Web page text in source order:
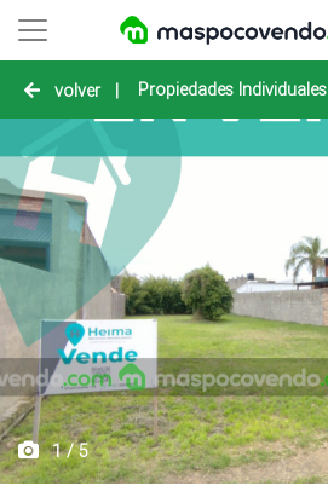
volver | Propiedades Individuales
1 / 5